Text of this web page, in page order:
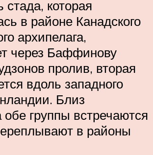
стада, которая
в районе Канадского
архипелага,
через Баффинову
пролив, вторая
вдоль западного
Близ
группы встречаются
в районы